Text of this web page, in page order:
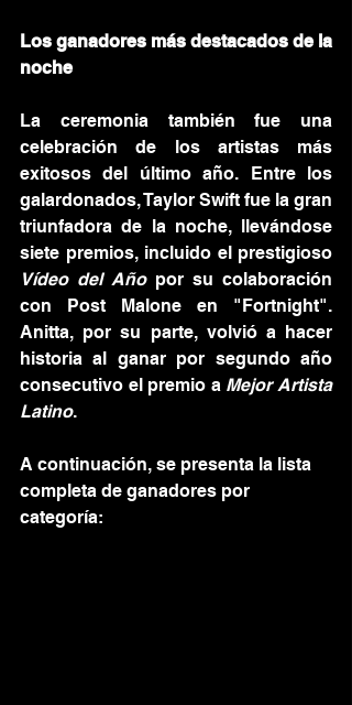
Los ganadores más destacados de la
noche
La ceremonia también fue una
celebración de los artistas más
exitosos del último año. Entre los
galardonados, Taylor Swift fue la gran
triunfadora de la noche, llevándose
Vídeo del Año por su colaboración
con Post Malone en "Fortnight".
Anitta, por su parte, volvió a hacer
historia al ganar por segundo año
consecutivo el premio a Mejor Artista
Latino.
A continuación, se presenta la lista
completa de ganadores por
categoría: